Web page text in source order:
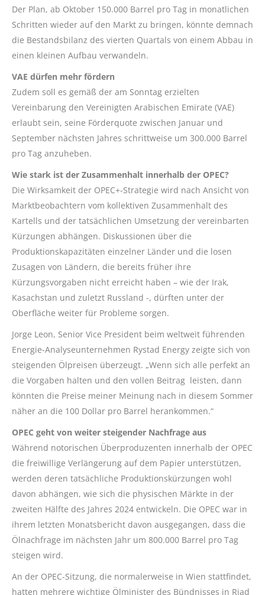
Der Plan, ab Oktober 150.000 Barrel pro Tag in monatlichen
Schritten wieder auf den Markt zu bringen, könnte demnach
die Bestandsbilanz des vierten Quartals von einem Abbau in
einen kleinen Aufbau verwandeln.
VAE dürfen mehr fördern
Zudem soll es gemäß der am Sonntag erzielten
Vereinbarung den Vereinigten Arabischen Emirate (VAE)
erlaubt sein, seine Förderquote zwischen Januar und
September nächsten Jahres schrittweise um 300.000 Barrel
pro Tag anzuheben.
Wie stark ist der Zusammenhalt innerhalb der OPEC?
Die Wirksamkeit der OPEC+-Strategie wird nach Ansicht von
Marktbeobachtern vom kollektiven Zusammenhalt des
Kartells und der tatsächlichen Umsetzung der vereinbarten
Kürzungen abhängen. Diskussionen über die
Produktionskapazitäten einzelner Länder und die losen
Zusagen von Ländern, die bereits früher ihre
Kürzungsvorgaben nicht erreicht haben – wie der Irak,
Kasachstan und zuletzt Russland -, dürften unter der
Oberfläche weiter für Probleme sorgen.
Jorge Leon, Senior Vice President beim weltweit führenden
Energie-Analyseunternehmen Rystad Energy zeigte sich von
steigenden Ölpreisen überzeugt. „Wenn sich alle perfekt an
die Vorgaben halten und den vollen Beitrag leisten, dann
könnten die Preise meiner Meinung nach in diesem Sommer
näher an die 100 Dollar pro Barrel herankommen.“
OPEC geht von weiter steigender Nachfrage aus
Während notorischen Überproduzenten innerhalb der OPEC
die freiwillige Verlängerung auf dem Papier unterstützen,
werden deren tatsächliche Produktionskürzungen wohl
davon abhängen, wie sich die physischen Märkte in der
zweiten Hälfte des Jahres 2024 entwickeln. Die OPEC war in
ihrem letzten Monatsbericht davon ausgegangen, dass die
Ölnachfrage im nächsten Jahr um 800.000 Barrel pro Tag
steigen wird.
An der OPEC-Sitzung, die normalerweise in Wien stattfindet,
hatten mehrere wichtige Ölminister des Bündnisses in Riad